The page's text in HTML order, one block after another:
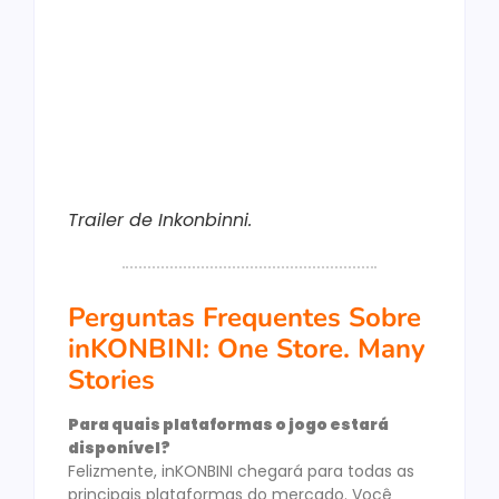
Trailer de Inkonbinni.
Perguntas Frequentes Sobre
inKONBINI: One Store. Many
Stories
Para quais plataformas o jogo estará
disponível?
Felizmente, inKONBINI chegará para todas as